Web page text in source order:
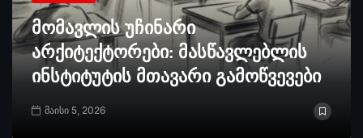
მომავლის უჩინარი
არქიტექტორები: მასწავლებლის
ინსტიტუტის მთავარი გამოწვევები
მაისი 5, 2026